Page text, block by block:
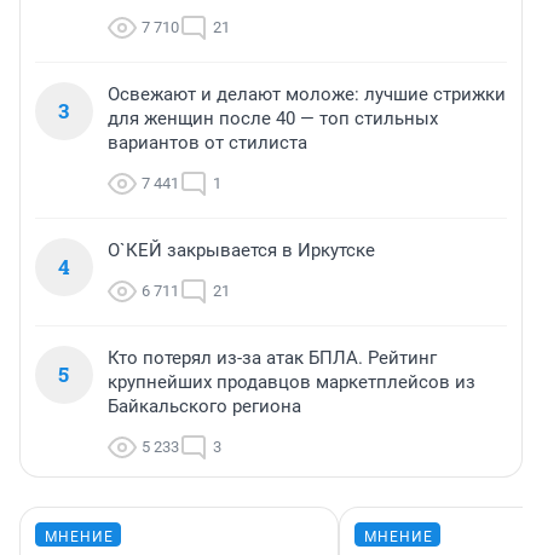
7 710 21
3
Освежают и делают моложе: лучшие стрижки
для женщин после 40 — топ стильных
вариантов от стилиста
7 441 1
4
О`КЕЙ закрывается в Иркутске
6 711 21
5
Кто потерял из-за атак БПЛА. Рейтинг
крупнейших продавцов маркетплейсов из
Байкальского региона
5 233 3
МНЕНИЕ МНЕНИЕ